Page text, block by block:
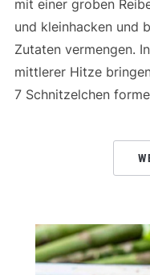
mit einer groben
und kleinhacken und
Zutaten vermengen.
mittlerer Hitze
7 Schnitzelchen